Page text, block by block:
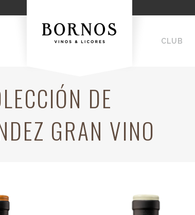
CLUB
DE
GRAN VINO